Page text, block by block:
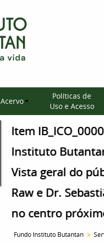
Acervo
Políticas de
Uso e Acesso
Item
Instituto
Vista geral do
Raw e Dr.
no centro
Fundo Instituto Butantan